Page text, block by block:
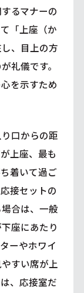
るマナーの
「上座（か
、目上の方
礼儀です。
を示すため
口からの距
上座、最も
着いて過ご
接セットの
合は、一般
座にあたり
ーやホワイ
すい席が上
、応接室だ